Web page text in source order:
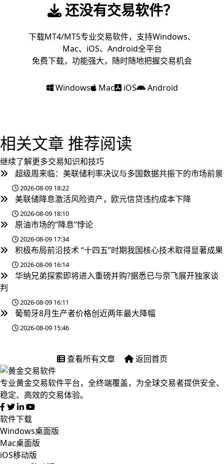
还没有交易软件？
下载MT4/MT5专业交易软件，支持Windows、
Mac、iOS、Android全平台
免费下载，功能强大，随时随地把握交易机会
Windows Mac iOS Android
相关文章 推荐阅读
继续了解更多交易知识和技巧
超级周来临：美联储利率决议与多国数据共振下的市场前景
2026-08-09 18:22
美联储降息激活风险资产，欧元信贷违约成本下降
2026-08-09 18:10
原油市场的“降息”悖论
2026-08-09 17:34
积极布局前沿技术 “十四五”时期我国核心技术取得显著成果
2026-08-09 16:14
华纳兄弟探索即将进入重磅并购?据悉已与奈飞展开独家谈
判
2026-08-09 16:11
葡萄牙8月生产者价格创近两年最大降幅
2026-08-09 15:46
查看所有文章 返回首页
专业黄金交易软件平台，全终端覆盖，为全球交易者提供安全、
稳定、高效的交易体验。
软件下载
Windows桌面版
Mac桌面版
iOS移动版